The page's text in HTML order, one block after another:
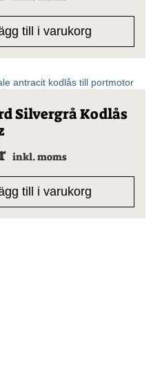
till i varukorg
Silvergrå Kodlås
inkl. moms
till i varukorg